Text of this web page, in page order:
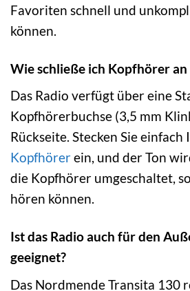
Favoriten schnell und
können.
Wie schließe ich Kopfhörer an
Das Radio verfügt über eine
Kopfhörerbuchse (3,5 mm
Rückseite. Stecken Sie
Kopfhörerein, und der Ton
die Kopfhörer umgeschaltet,
hören können.
Ist das Radio auch für den
geeignet?
Das Nordmende Transita 130